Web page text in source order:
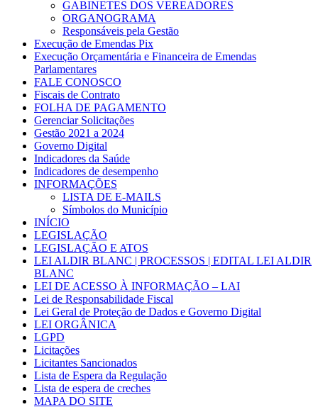
GABINETES DOS VEREADORES
ORGANOGRAMA
Responsáveis pela Gestão
Execução de Emendas Pix
Execução Orçamentária e Financeira de Emendas
Parlamentares
FALE CONOSCO
Fiscais de Contrato
FOLHA DE PAGAMENTO
Gerenciar Solicitações
Gestão 2021 a 2024
Governo Digital
Indicadores da Saúde
Indicadores de desempenho
INFORMAÇÕES
LISTA DE E-MAILS
Símbolos do Município
INÍCIO
LEGISLAÇÃO
LEGISLAÇÃO E ATOS
LEI ALDIR BLANC | PROCESSOS | EDITAL LEI ALDIR
BLANC
LEI DE ACESSO À INFORMAÇÃO – LAI
Lei de Responsabilidade Fiscal
Lei Geral de Proteção de Dados e Governo Digital
LEI ORGÂNICA
LGPD
Licitações
Licitantes Sancionados
Lista de Espera da Regulação
Lista de espera de creches
MAPA DO SITE